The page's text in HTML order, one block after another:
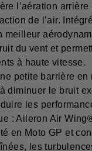
l’aération arrière
de l’air.
meilleur
du vent et
à haute vitesse.
petite barrière en
diminuer le bruit
les
: Aileron Air
en Moto GP et
les